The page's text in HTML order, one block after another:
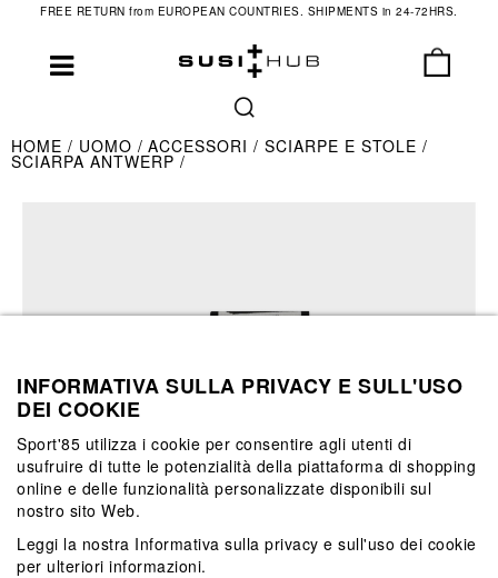
FREE RETURN from EUROPEAN COUNTRIES. SHIPMENTS in 24-72HRS.
HOME UOMO ACCESSORI SCIARPE E STOLE
SCIARPA ANTWERP
INFORMATIVA SULLA PRIVACY E SULL'USO
DEI COOKIE
Sport'85 utilizza i cookie per consentire agli utenti di
usufruire di tutte le potenzialità della piattaforma di shopping
online e delle funzionalità personalizzate disponibili sul
nostro sito Web.
Leggi la nostra Informativa sulla privacy e sull'uso dei cookie
per ulteriori informazioni.